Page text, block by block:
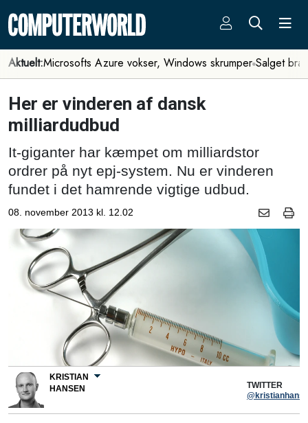
Aktuelt:Microsofts Azure vokser, Windows skrumper Salget
Her er vinderen af dansk
milliardudbud
It-giganter har kæmpet om milliardstor
ordrer på nyt epj-system. Nu er vinderen
fundet i det hamrende vigtige udbud.
08. november 2013 kl. 12.02
KRISTIAN
HANSEN
TWITTER